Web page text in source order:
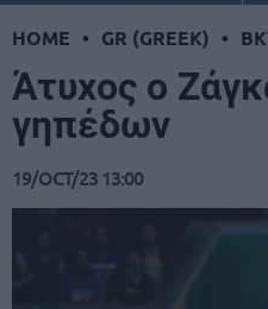
HOME • GR (GREEK) •
Άτυχος ο
γηπέδων
19/OCT/23 13:00